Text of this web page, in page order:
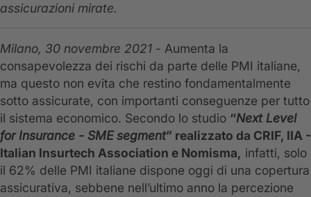
assicurazioni mirate.
Milano, 30 novembre 2021 - Aumenta la
consapevolezza dei rischi da parte delle PMI italiane,
ma questo non evita che restino fondamentalmente
sotto assicurate, con importanti conseguenze per tutto
il sistema economico. Secondo lo studio “Next Level
for Insurance - SME segment” realizzato da CRIF, IIA -
Italian Insurtech Association e Nomisma, infatti, solo
il 62% delle PMI italiane dispone oggi di una copertura
assicurativa, sebbene nell’ultimo anno la percezione